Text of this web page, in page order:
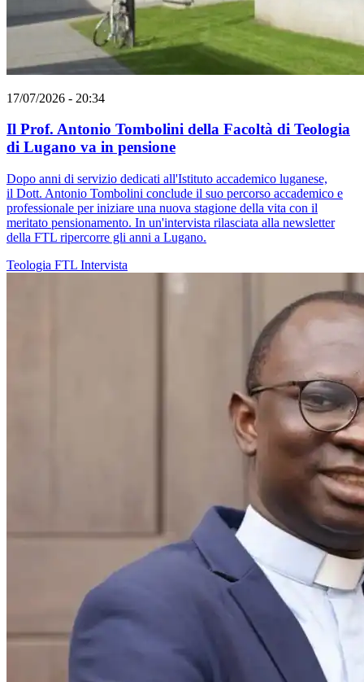
17/07/2026 - 20:34
Il Prof. Antonio Tombolini della Facoltà di Teologia
di Lugano va in pensione
Dopo anni di servizio dedicati all'Istituto accademico luganese,
il Dott. Antonio Tombolini conclude il suo percorso accademico e
professionale per iniziare una nuova stagione della vita con il
meritato pensionamento. In un'intervista rilasciata alla newsletter
della FTL ripercorre gli anni a Lugano.
Teologia FTL Intervista